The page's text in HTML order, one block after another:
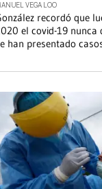
VEGA LOO
recordó que
el covid-19 nunca
han presentado